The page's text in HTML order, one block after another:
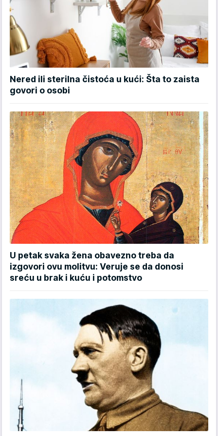
Nered ili sterilna čistoća u kući: Šta to zaista
govori o osobi
U petak svaka žena obavezno treba da
izgovori ovu molitvu: Veruje se da donosi
sreću u brak i kuću i potomstvo